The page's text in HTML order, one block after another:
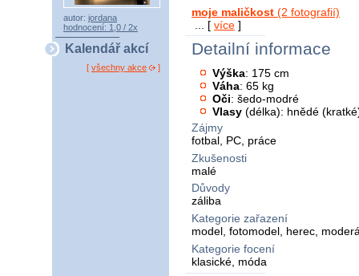
autor: jordana
hodnocení: 1,0 / 2x
Kalendář akcí
[ všechny akce ]
moje maličkost (2 fotografií)
... [ více ]
Detailní informace
Výška: 175 cm
Váha: 65 kg
Oči: šedo-modré
Vlasy (délka): hnědé
Zájmy
fotbal, PC, práce
Zkušenosti
malé
Důvody
záliba
Kategorie zařazení
model, fotomodel, herec,
Kategorie focení
klasické, móda